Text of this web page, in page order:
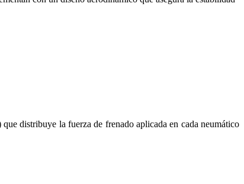
distribuye la fuerza de frenado aplicada en cada neumático